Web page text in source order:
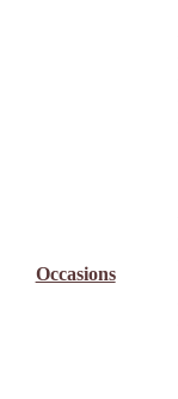
Occasions